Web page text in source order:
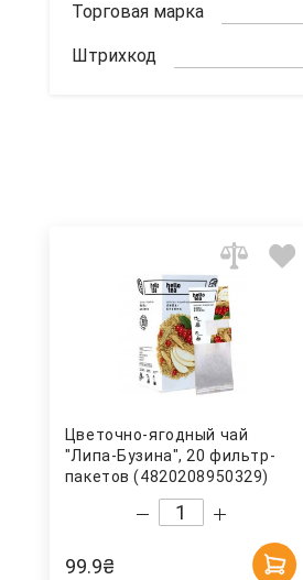
Торговая марка
Штрихкод
Цветочно-ягодный чай
"Липа-Бузина", 20 фильтр-
пакетов (4820208950329)
99.9₴